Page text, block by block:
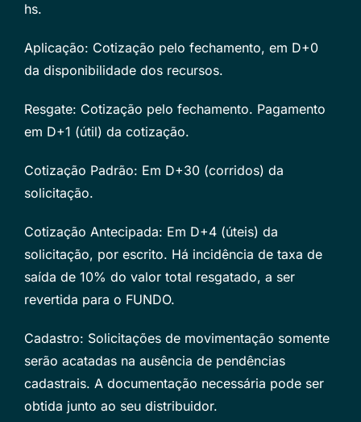
hs.
Aplicação: Cotização pelo fechamento, em D+0
da disponibilidade dos recursos.
Resgate: Cotização pelo fechamento. Pagamento
em D+1 (útil) da cotização.
Cotização Padrão: Em D+30 (corridos) da
solicitação.
Cotização Antecipada: Em D+4 (úteis) da
solicitação, por escrito. Há incidência de taxa de
saída de 10% do valor total resgatado, a ser
revertida para o FUNDO.
Cadastro: Solicitações de movimentação somente
serão acatadas na ausência de pendências
cadastrais. A documentação necessária pode ser
obtida junto ao seu distribuidor.